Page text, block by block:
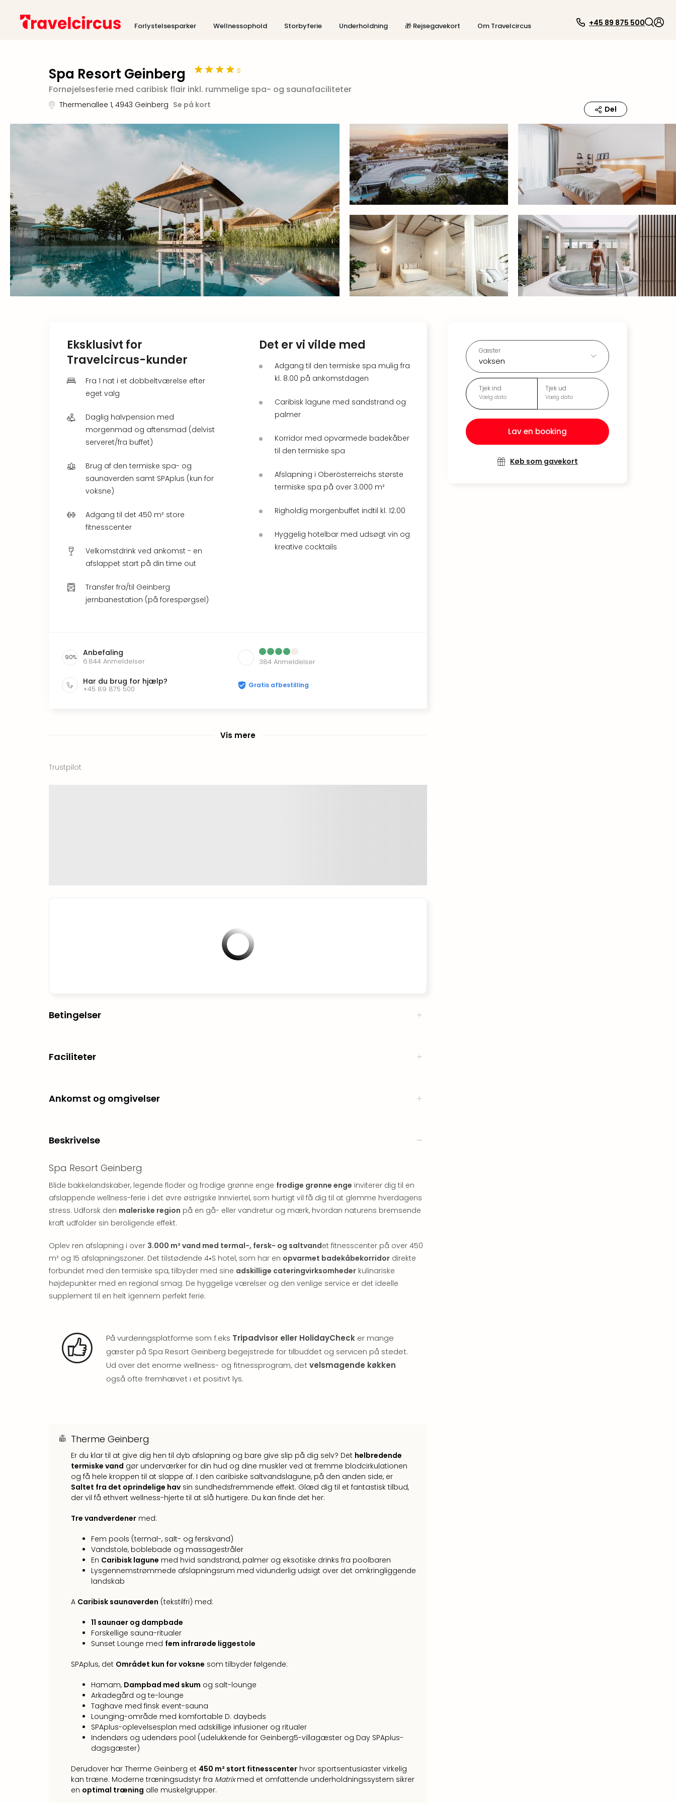
Forlystelsesparker Wellnessophold Storbyferie Underholdning 🎁 Rejsegavekort Om Travelcircus +45 89 875 500
Spa Resort Geinberg
s
Fornøjelsesferie med caribisk flair inkl. rummelige spa- og saunafaciliteter
Thermenallee 1, 4943 Geinberg Se på kort Del
Gæster
voksen
Tjek ind
Vælg dato
Tjek ud
Vælg dato
Lav en booking
Køb som gavekort
Eksklusivt for
Travelcircus-kunder
Fra 1 nat i et dobbeltværelse efter
eget valg
Daglig halvpension med
morgenmad og aftensmad (delvist
serveret/fra buffet)
Brug af den termiske spa- og
saunaverden samt SPAplus (kun for
voksne)
Adgang til det 450 m² store
fitnesscenter
Velkomstdrink ved ankomst - en
afslappet start på din time out
Transfer fra/til Geinberg
jernbanestation (på forespørgsel)
Det er vi vilde med
Adgang til den termiske spa mulig fra
kl. 8.00 på ankomstdagen
Caribisk lagune med sandstrand og
palmer
Korridor med opvarmede badekåber
til den termiske spa
Afslapning i Oberösterreichs største
termiske spa på over 3.000 m²
Righoldig morgenbuffet indtil kl. 12.00
Hyggelig hotelbar med udsøgt vin og
kreative cocktails
90% Anbefaling
6.844 Anmeldelser 384 Anmeldelser
Har du brug for hjælp?
+45 89 875 500 Gratis afbestilling
Vis mere
Trustpilot
Betingelser
Faciliteter
Ankomst og omgivelser
Beskrivelse
Spa Resort Geinberg
Blide bakkelandskaber, legende floder og frodige grønne enge frodige grønne enge inviterer dig til en
afslappende wellness-ferie i det øvre østrigske Innviertel, som hurtigt vil få dig til at glemme hverdagens
stress. Udforsk den maleriske region på en gå- eller vandretur og mærk, hvordan naturens bremsende
kraft udfolder sin beroligende effekt.
Oplev ren afslapning i over 3.000 m² vand med termal-, fersk- og saltvandet fitnesscenter på over 450
m² og 15 afslapningszoner. Det tilstødende 4⭑S hotel, som har en opvarmet badekåbekorridor direkte
forbundet med den termiske spa, tilbyder med sine adskillige cateringvirksomheder kulinariske
højdepunkter med en regional smag. De hyggelige værelser og den venlige service er det ideelle
supplement til en helt igennem perfekt ferie.
På vurderingsplatforme som f.eks Tripadvisor eller HolidayCheck er mange
gæster på Spa Resort Geinberg begejstrede for tilbuddet og servicen på stedet.
Ud over det enorme wellness- og fitnessprogram, detvelsmagende køkken
også ofte fremhævet i et positivt lys.
Therme Geinberg
Er du klar til at give dig hen til dyb afslapning og bare give slip på dig selv? Det helbredende
termiske vand gør underværker for din hud og dine muskler ved at fremme blodcirkulationen
og få hele kroppen til at slappe af. I den caribiske saltvandslagune, på den anden side, er
Saltet fra det oprindelige hav sin sundhedsfremmende effekt. Glæd dig til et fantastisk tilbud,
der vil få ethvert wellness-hjerte til at slå hurtigere. Du kan finde det her:
Tre vandverdener med:
Fem pools (termal-, salt- og ferskvand)
Vandstole, boblebade og massagestråler
En Caribisk lagune med hvid sandstrand, palmer og eksotiske drinks fra poolbaren
Lysgennemstrømmede afslapningsrum med vidunderlig udsigt over det omkringliggende
landskab
A Caribisk saunaverden (tekstilfri) med:
11 saunaer og dampbade
Forskellige sauna-ritualer
Sunset Lounge med fem infrarøde liggestole
SPAplus, det Området kun for voksne som tilbyder følgende:
Hamam, Dampbad med skum og salt-lounge
Arkadegård og te-lounge
Taghave med finsk event-sauna
Lounging-område med komfortable D. daybeds
SPAplus-oplevelsesplan med adskillige infusioner og ritualer
Indendørs og udendørs pool (udelukkende for Geinberg5-villagæster og Day SPAplus-
dagsgæster)
Derudover har Therme Geinberg et 450 m² stort fitnesscenter hvor sportsentusiaster virkelig
kan træne. Moderne træningsudstyr fra Matrixmed et omfattende underholdningssystem sikrer
en optimal træning alle muskelgrupper.